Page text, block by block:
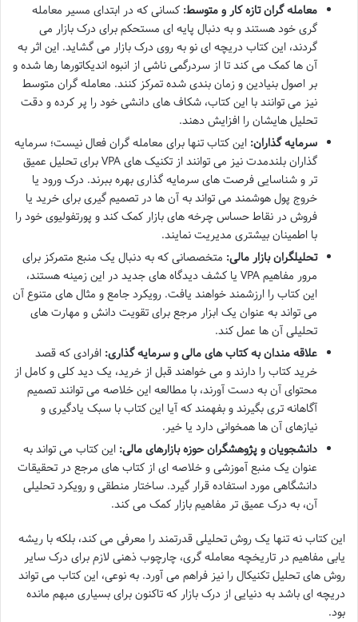
معامله گران تازه کار و متوسط: کسانی که در ابتدای مسیر معامله
گری خود هستند و به دنبال پایه ای مستحکم برای درک بازار می
گردند، این کتاب دریچه ای نو به روی درک بازار می گشاید. این اثر به
آن ها کمک می کند تا از سردرگمی ناشی از انبوه اندیکاتورها رها شده و
بر اصول بنیادین و زمان بندی شده تمرکز کنند. معامله گران متوسط
نیز می توانند با این کتاب، شکاف های دانشی خود را پر کرده و دقت
تحلیل هایشان را افزایش دهند.
سرمایه گذاران: این کتاب تنها برای معامله گران فعال نیست؛ سرمایه
گذاران بلندمدت نیز می توانند از تکنیک های VPA برای تحلیل عمیق
تر و شناسایی فرصت های سرمایه گذاری بهره ببرند. درک ورود یا
خروج پول هوشمند می تواند به آن ها در تصمیم گیری برای خرید یا
فروش در نقاط حساس چرخه های بازار کمک کند و پورتفولیوی خود را
با اطمینان بیشتری مدیریت نمایند.
تحلیلگران بازار مالی: متخصصانی که به دنبال یک منبع متمرکز برای
مرور مفاهیم VPA یا کشف دیدگاه های جدید در این زمینه هستند،
این کتاب را ارزشمند خواهند یافت. رویکرد جامع و مثال های متنوع آن
می تواند به عنوان یک ابزار مرجع برای تقویت دانش و مهارت های
تحلیلی آن ها عمل کند.
علاقه مندان به کتاب های مالی و سرمایه گذاری: افرادی که قصد
خرید کتاب را دارند و می خواهند قبل از خرید، یک دید کلی و کامل از
محتوای آن به دست آورند، با مطالعه این خلاصه می توانند تصمیم
آگاهانه تری بگیرند و بفهمند که آیا این کتاب با سبک یادگیری و
نیازهای آن ها همخوانی دارد یا خیر.
دانشجویان و پژوهشگران حوزه بازارهای مالی: این کتاب می تواند به
عنوان یک منبع آموزشی و خلاصه ای از کتاب های مرجع در تحقیقات
دانشگاهی مورد استفاده قرار گیرد. ساختار منطقی و رویکرد تحلیلی
آن، به درک عمیق تر مفاهیم بازار کمک می کند.
این کتاب نه تنها یک روش تحلیلی قدرتمند را معرفی می کند، بلکه با ریشه
یابی مفاهیم در تاریخچه معامله گری، چارچوب ذهنی لازم برای درک سایر
روش های تحلیل تکنیکال را نیز فراهم می آورد. به نوعی، این کتاب می تواند
دریچه ای باشد به دنیایی از درک بازار که تاکنون برای بسیاری مبهم مانده
بود.